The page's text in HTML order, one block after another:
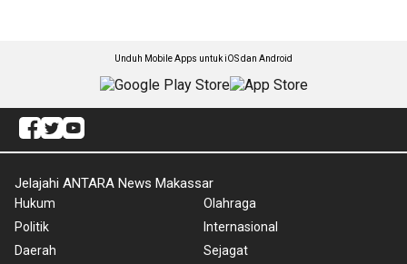
Unduh Mobile Apps untuk iOS dan Android
Jelajahi ANTARA News Makassar
Hukum
Politik
Daerah
Olahraga
Internasional
Sejagat